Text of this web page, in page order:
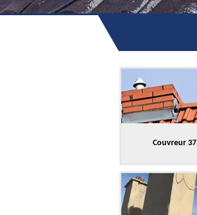
Couvreur 37